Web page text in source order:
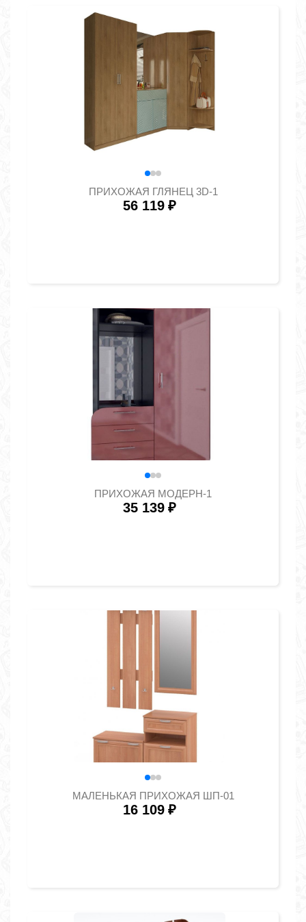
ПРИХОЖАЯ ГЛЯНЕЦ 3D-1
56 119 ₽
ПРИХОЖАЯ МОДЕРН-1
35 139 ₽
МАЛЕНЬКАЯ ПРИХОЖАЯ ШП-01
16 109 ₽